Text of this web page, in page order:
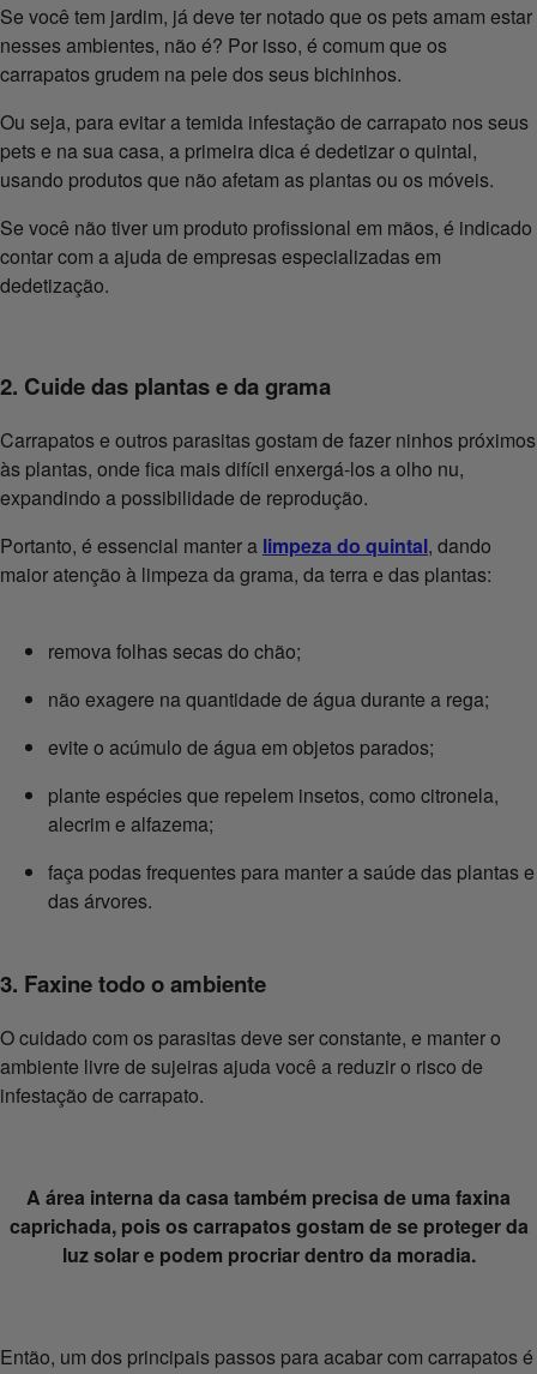
Se você tem jardim, já deve ter notado que os pets amam estar
nesses ambientes, não é? Por isso, é comum que os
carrapatos grudem na pele dos seus bichinhos.
Ou seja, para evitar a temida infestação de carrapato nos seus
pets e na sua casa, a primeira dica é dedetizar o quintal,
usando produtos que não afetam as plantas ou os móveis.
Se você não tiver um produto profissional em mãos, é indicado
contar com a ajuda de empresas especializadas em
dedetização.
2. Cuide das plantas e da grama
Carrapatos e outros parasitas gostam de fazer ninhos próximos
às plantas, onde fica mais difícil enxergá-los a olho nu,
expandindo a possibilidade de reprodução.
Portanto, é essencial manter a limpeza do quintal, dando
maior atenção à limpeza da grama, da terra e das plantas:
remova folhas secas do chão;
não exagere na quantidade de água durante a rega;
evite o acúmulo de água em objetos parados;
plante espécies que repelem insetos, como citronela,
alecrim e alfazema;
faça podas frequentes para manter a saúde das plantas e
das árvores.
3. Faxine todo o ambiente
O cuidado com os parasitas deve ser constante, e manter o
ambiente livre de sujeiras ajuda você a reduzir o risco de
infestação de carrapato.
A área interna da casa também precisa de uma faxina
caprichada, pois os carrapatos gostam de se proteger da
luz solar e podem procriar dentro da moradia.
Então, um dos principais passos para acabar com carrapatos é